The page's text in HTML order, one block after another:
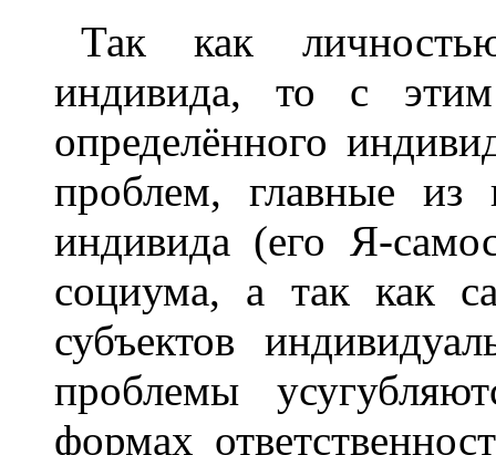
Так как
индивида, то с
определённого
проблем, главные из
индивида (его Я-
социума, а так как
субъектов
проблемы
формах